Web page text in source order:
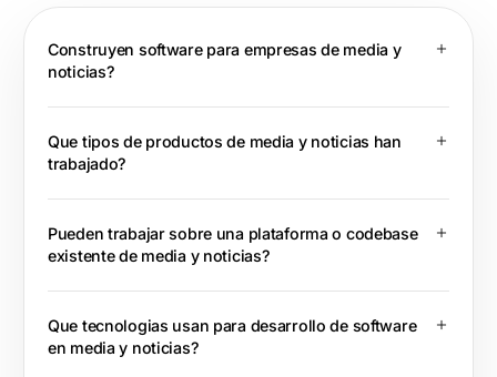
Construyen software para empresas de media y
noticias?
Que tipos de productos de media y noticias han
trabajado?
Pueden trabajar sobre una plataforma o codebase
existente de media y noticias?
Que tecnologias usan para desarrollo de software
en media y noticias?